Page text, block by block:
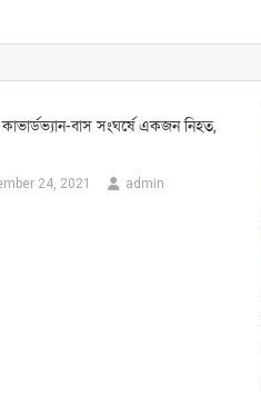
কাভার্ডভ্যান-বাস সংঘর্ষে একজন নিহত,
24, 2021 admin